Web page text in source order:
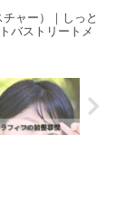
ャー）｜しっと
バストリートメ